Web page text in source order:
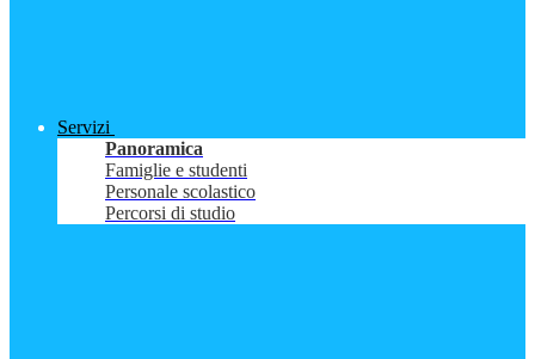
Servizi
Panoramica
Famiglie e studenti
Personale scolastico
Percorsi di studio